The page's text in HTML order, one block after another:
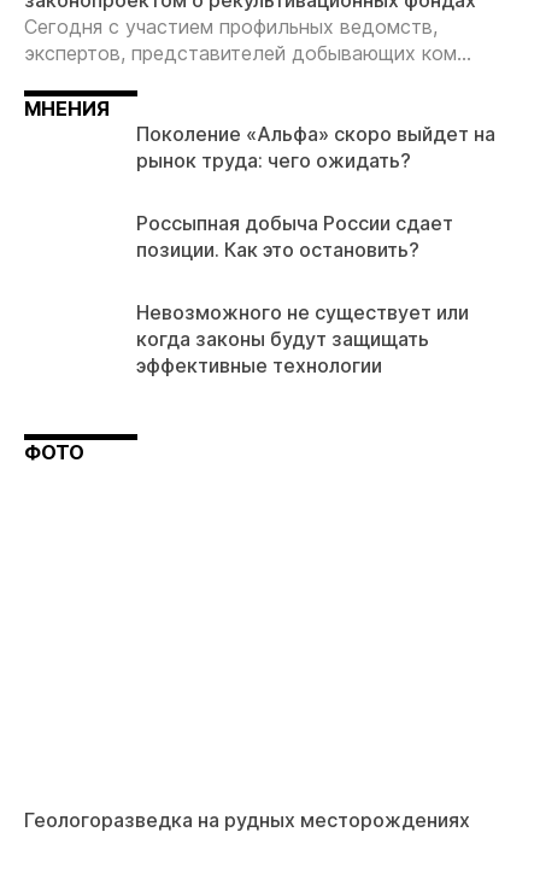
Сегодня с участием профильных ведомств,
экспертов, представителей добывающих ком...
МНЕНИЯ
Поколение «Альфа» скоро выйдет на
рынок труда: чего ожидать?
Россыпная добыча России сдает
позиции. Как это остановить?
Невозможного не существует или
когда законы будут защищать
эффективные технологии
ФОТО
Геологоразведка на рудных месторождениях